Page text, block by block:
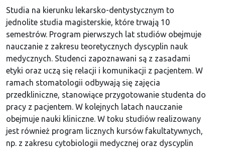
Studia na kierunku lekarsko-dentystycznym to
jednolite studia magisterskie, które trwają 10
semestrów. Program pierwszych lat studiów obejmuje
nauczanie z zakresu teoretycznych dyscyplin nauk
medycznych. Studenci zapoznawani są z zasadami
etyki oraz uczą się relacji i komunikacji z pacjentem. W
ramach stomatologii odbywają się zajęcia
przedkliniczne, stanowiące przygotowanie studenta do
pracy z pacjentem. W kolejnych latach nauczanie
obejmuje nauki kliniczne. W toku studiów realizowany
jest również program licznych kursów fakultatywnych,
np. z zakresu cytobiologii medycznej oraz dyscyplin